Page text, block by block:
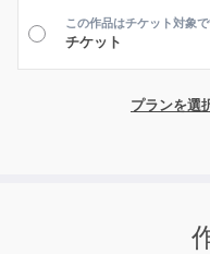
この作品はチケット対象
チケット
プランを選